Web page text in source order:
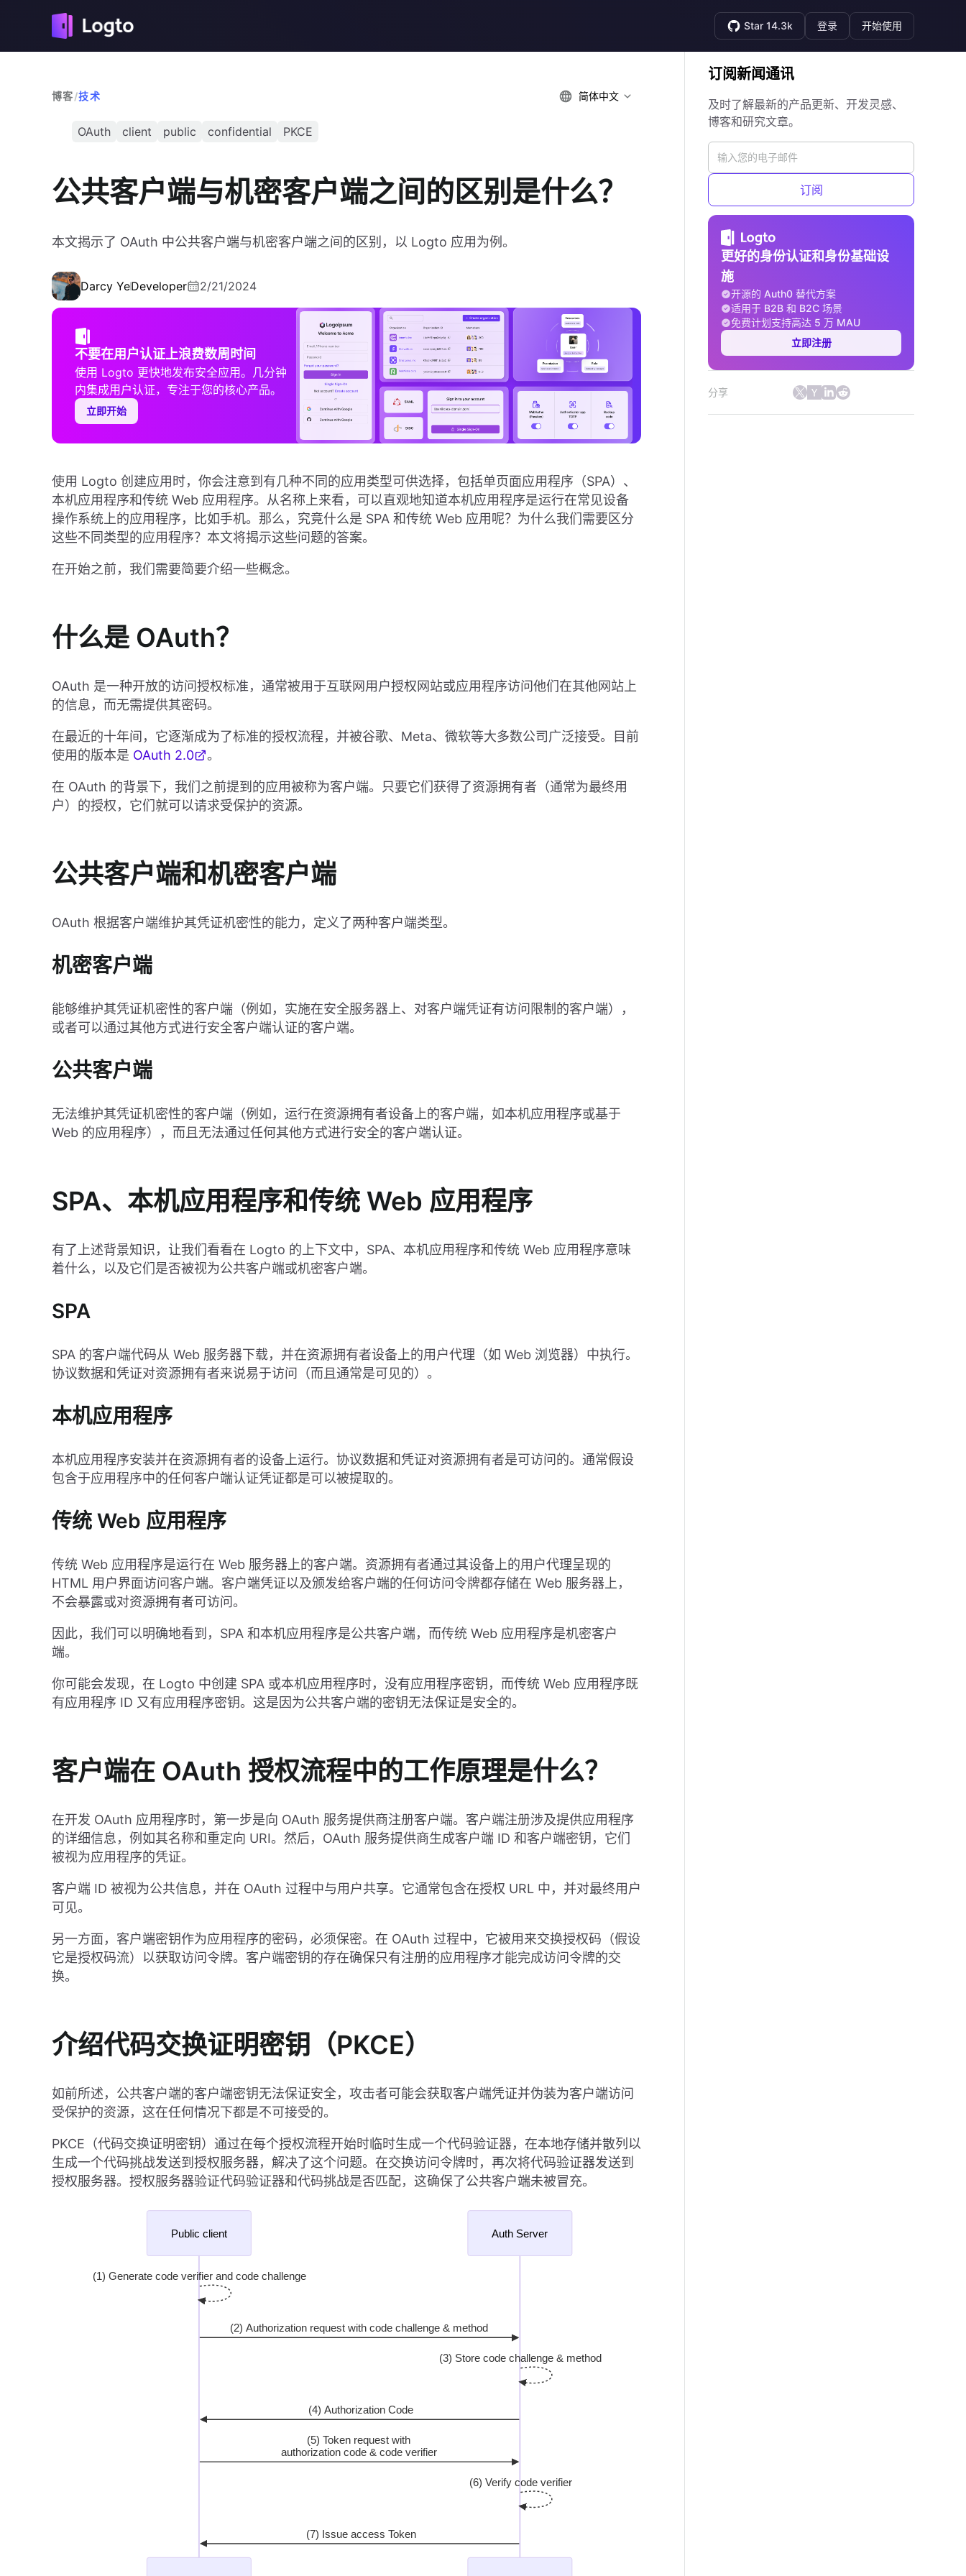
Star 14.3k 登录 开始使用
博客/技术 简体中文
OAuth client public confidential PKCE
公共客户端与机密客户端之间的区别是什么？
本文揭示了 OAuth 中公共客户端与机密客户端之间的区别，以 Logto 应用为例。
Darcy YeDeveloper 2/21/2024
不要在用户认证上浪费数周时间
使用 Logto 更快地发布安全应用。几分钟
内集成用户认证，专注于您的核心产品。
立即开始
使用 Logto 创建应用时，你会注意到有几种不同的应用类型可供选择，包括单页面应用程序（SPA）、
本机应用程序和传统 Web 应用程序。从名称上来看，可以直观地知道本机应用程序是运行在常见设备
操作系统上的应用程序，比如手机。那么，究竟什么是 SPA 和传统 Web 应用呢？为什么我们需要区分
这些不同类型的应用程序？本文将揭示这些问题的答案。
在开始之前，我们需要简要介绍一些概念。
什么是 OAuth？
OAuth 是一种开放的访问授权标准，通常被用于互联网用户授权网站或应用程序访问他们在其他网站上
的信息，而无需提供其密码。
在最近的十年间，它逐渐成为了标准的授权流程，并被谷歌、Meta、微软等大多数公司广泛接受。目前
使用的版本是 OAuth 2.0 。
在 OAuth 的背景下，我们之前提到的应用被称为客户端。只要它们获得了资源拥有者（通常为最终用
户）的授权，它们就可以请求受保护的资源。
公共客户端和机密客户端
OAuth 根据客户端维护其凭证机密性的能力，定义了两种客户端类型。
机密客户端
能够维护其凭证机密性的客户端（例如，实施在安全服务器上、对客户端凭证有访问限制的客户端），
或者可以通过其他方式进行安全客户端认证的客户端。
公共客户端
无法维护其凭证机密性的客户端（例如，运行在资源拥有者设备上的客户端，如本机应用程序或基于
Web 的应用程序），而且无法通过任何其他方式进行安全的客户端认证。
SPA、本机应用程序和传统 Web 应用程序
有了上述背景知识，让我们看看在 Logto 的上下文中，SPA、本机应用程序和传统 Web 应用程序意味
着什么，以及它们是否被视为公共客户端或机密客户端。
SPA
SPA 的客户端代码从 Web 服务器下载，并在资源拥有者设备上的用户代理（如 Web 浏览器）中执行。
协议数据和凭证对资源拥有者来说易于访问（而且通常是可见的）。
本机应用程序
本机应用程序安装并在资源拥有者的设备上运行。协议数据和凭证对资源拥有者是可访问的。通常假设
包含于应用程序中的任何客户端认证凭证都是可以被提取的。
传统 Web 应用程序
传统 Web 应用程序是运行在 Web 服务器上的客户端。资源拥有者通过其设备上的用户代理呈现的
HTML 用户界面访问客户端。客户端凭证以及颁发给客户端的任何访问令牌都存储在 Web 服务器上，
不会暴露或对资源拥有者可访问。
因此，我们可以明确地看到，SPA 和本机应用程序是公共客户端，而传统 Web 应用程序是机密客户
端。
你可能会发现，在 Logto 中创建 SPA 或本机应用程序时，没有应用程序密钥，而传统 Web 应用程序既
有应用程序 ID 又有应用程序密钥。这是因为公共客户端的密钥无法保证是安全的。
客户端在 OAuth 授权流程中的工作原理是什么？
在开发 OAuth 应用程序时，第一步是向 OAuth 服务提供商注册客户端。客户端注册涉及提供应用程序
的详细信息，例如其名称和重定向 URI。然后，OAuth 服务提供商生成客户端 ID 和客户端密钥，它们
被视为应用程序的凭证。
客户端 ID 被视为公共信息，并在 OAuth 过程中与用户共享。它通常包含在授权 URL 中，并对最终用户
可见。
另一方面，客户端密钥作为应用程序的密码，必须保密。在 OAuth 过程中，它被用来交换授权码（假设
它是授权码流）以获取访问令牌。客户端密钥的存在确保只有注册的应用程序才能完成访问令牌的交
换。
介绍代码交换证明密钥（PKCE）
如前所述，公共客户端的客户端密钥无法保证安全，攻击者可能会获取客户端凭证并伪装为客户端访问
受保护的资源，这在任何情况下都是不可接受的。
PKCE（代码交换证明密钥）通过在每个授权流程开始时临时生成一个代码验证器，在本地存储并散列以
生成一个代码挑战发送到授权服务器，解决了这个问题。在交换访问令牌时，再次将代码验证器发送到
授权服务器。授权服务器验证代码验证器和代码挑战是否匹配，这确保了公共客户端未被冒充。
订阅新闻通讯
及时了解最新的产品更新、开发灵感、
博客和研究文章。
订阅
更好的身份认证和身份基础设
施
开源的 Auth0 替代方案
适用于 B2B 和 B2C 场景
免费计划支持高达 5 万 MAU
立即注册
分享